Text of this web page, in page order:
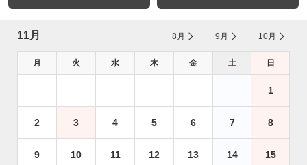
11月 8月 9月 10月
月 火 水 木 金 土 日
1
2 3 4 5 6 7 8
9 10 11 12 13 14 15